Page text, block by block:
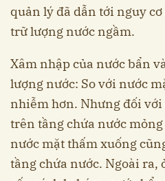
quản lý đã dẫn tới nguy
trữ lượng nước ngầm.
Xâm nhập của nước bẩn
lượng nước: So với nước
nhiễm hơn. Nhưng đối
trên tầng chứa nước
nước mặt thấm xuống
tầng chứa nước. Ngoài ra,